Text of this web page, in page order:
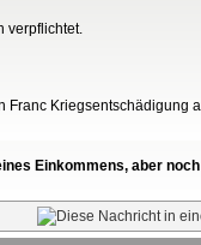
verpflichtet.
Franc Kriegsentschädigung
Einkommens, aber